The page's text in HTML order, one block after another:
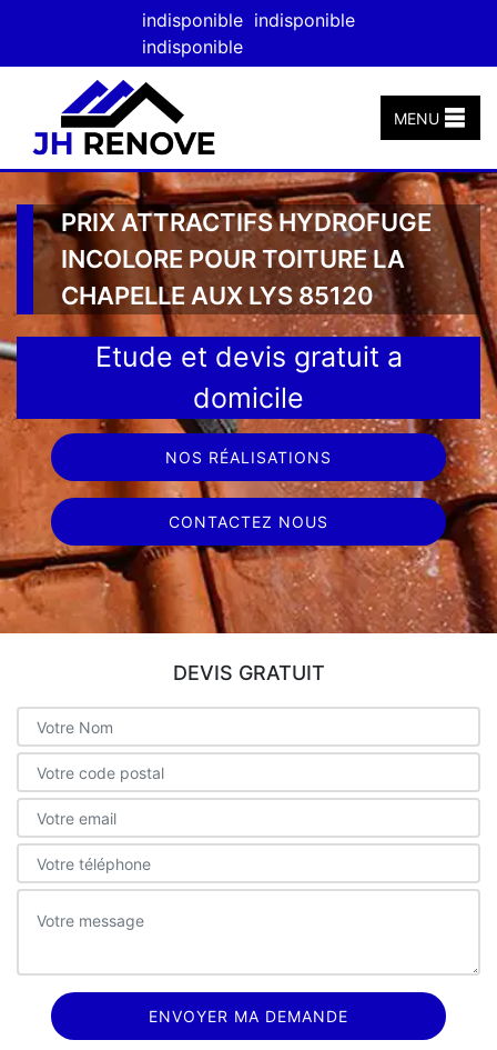
indisponible indisponible
indisponible
MENU
PRIX ATTRACTIFS HYDROFUGE
INCOLORE POUR TOITURE LA
CHAPELLE AUX LYS 85120
Etude et devis gratuit a
domicile
NOS RÉALISATIONS
CONTACTEZ NOUS
DEVIS GRATUIT